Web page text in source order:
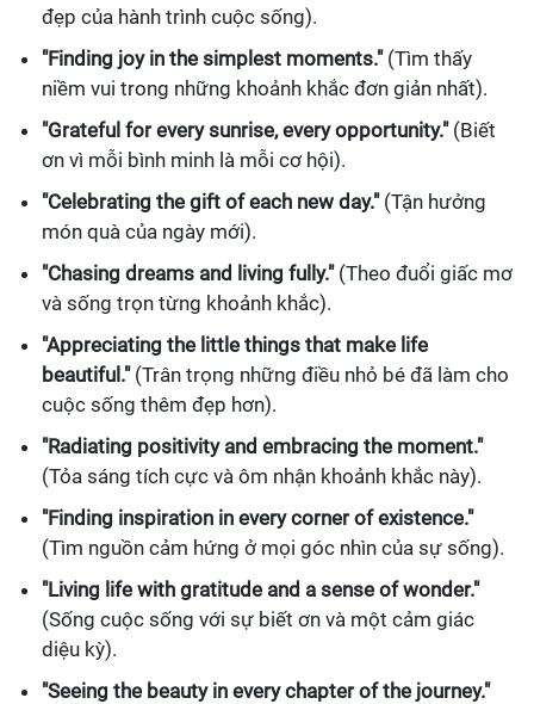
đẹp của hành trình cuộc sống).
"Finding joy in the simplest moments."(Tìm thấy
niềm vui trong những khoảnh khắc đơn giản nhất).
"Grateful for every sunrise, every opportunity."(Biết
ơn vì mỗi bình minh là mỗi cơ hội).
"Celebrating the gift of each new day."(Tận hưởng
món quà của ngày mới).
"Chasing dreams and living fully."(Theo đuổi giấc mơ
và sống trọn từng khoảnh khắc).
"Appreciating the little things that make life
beautiful."(Trân trọng những điều nhỏ bé đã làm cho
cuộc sống thêm đẹp hơn).
"Radiating positivity and embracing the moment."
(Tỏa sáng tích cực và ôm nhận khoảnh khắc này).
"Finding inspiration in every corner of existence."
(Tìm nguồn cảm hứng ở mọi góc nhìn của sự sống).
"Living life with gratitude and a sense of wonder."
(Sống cuộc sống với sự biết ơn và một cảm giác
diệu kỳ).
"Seeing the beauty in every chapter of the journey."